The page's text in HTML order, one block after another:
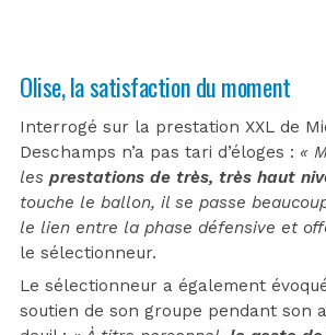
Olise, la satisfaction du moment
Interrogé sur la prestation XXL de
Deschamps n’a pas tari d’éloges : «
les prestations de très, très haut
touche le ballon, il se passe
le lien entre la phase défensive et
le sélectionneur.
Le sélectionneur a également
soutien de son groupe pendant son